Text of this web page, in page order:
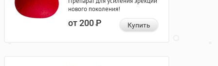
нового поколения!
от 200Р Купить